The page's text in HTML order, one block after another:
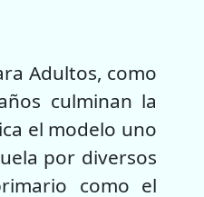
Adultos, como
culminan la
el modelo uno
por diversos
como el